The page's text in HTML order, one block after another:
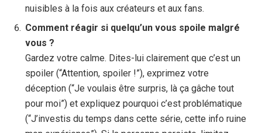
nuisibles à la fois aux créateurs et aux fans.
Comment réagir si quelqu’un vous spoile malgré
vous ?
Gardez votre calme. Dites-lui clairement que c’est un
spoiler (“Attention, spoiler !”), exprimez votre
déception (“Je voulais être surpris, là ça gâche tout
pour moi”) et expliquez pourquoi c’est problématique
(“J’investis du temps dans cette série, cette info ruine